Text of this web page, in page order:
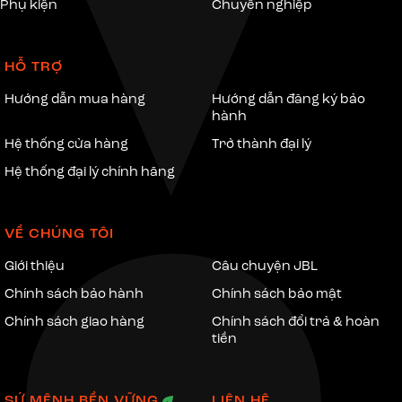
dàng mang theo bên mình. Bạn có thể mang loa theo khi đi du
lịch, dã ngoại, hoặc sử dụng ở bất cứ đâu.
nhu cầu sử dụng của người dùng. Một số tính năng nổi bật có thể
Phụ kiện
Chuyên nghiệp
HỖ TRỢ
Hướng dẫn mua hàng
Hướng dẫn đăng ký bảo
hành
Hệ thống cửa hàng
Trở thành đại lý
Hệ thống đại lý chính hãng
VỀ CHÚNG TÔI
Giới thiệu
Câu chuyện JBL
Chính sách bảo hành
Chính sách bảo mật
Chính sách giao hàng
Chính sách đổi trả & hoàn
tiền